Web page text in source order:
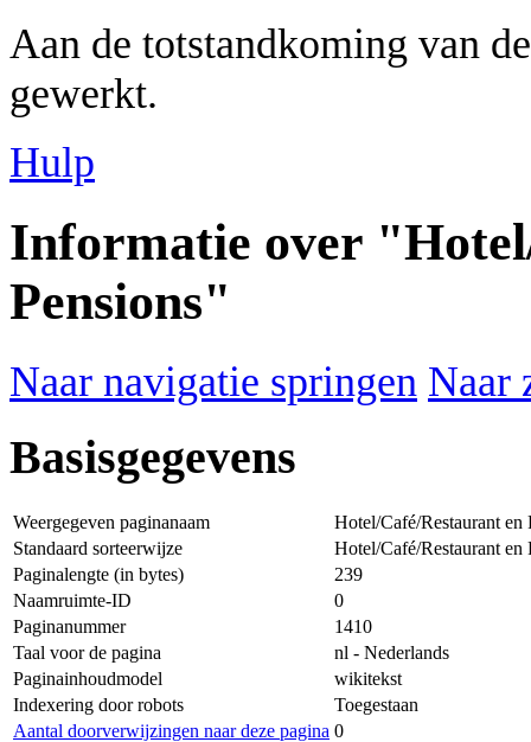
Aan de totstandkoming van
gewerkt.
Hulp
Informatie over
Pensions"
Naar navigatie springen Naar
Basisgegevens
Weergegeven paginanaam
Hotel/Café/Restaurant en
Standaard sorteerwijze
Hotel/Café/Restaurant en
Paginalengte (in bytes)
239
Naamruimte-ID
0
Paginanummer
1410
Taal voor de pagina
nl - Nederlands
Paginainhoudmodel
wikitekst
Indexering door robots
Toegestaan
Aantal doorverwijzingen naar deze pagina 0